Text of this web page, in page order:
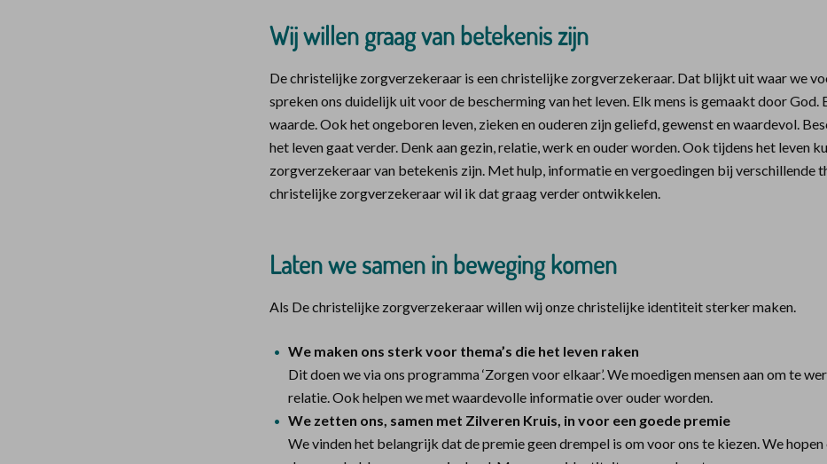
Wij willen graag van betekenis zijn
De christelijke zorgverzekeraar is een christelijke zorgverzekeraar. Dat blijkt uit waar we
spreken ons duidelijk uit voor de bescherming van het leven. Elk mens is gemaakt door God.
waarde. Ook het ongeboren leven, zieken en ouderen zijn geliefd, gewenst en waardevol.
het leven gaat verder. Denk aan gezin, relatie, werk en ouder worden. Ook tijdens het leven
zorgverzekeraar van betekenis zijn. Met hulp, informatie en vergoedingen bij verschillende
christelijke zorgverzekeraar wil ik dat graag verder ontwikkelen.
Laten we samen in beweging komen
Als De christelijke zorgverzekeraar willen wij onze christelijke identiteit sterker maken.
We maken ons sterk voor thema’s die het leven raken
Dit doen we via ons programma ‘Zorgen voor elkaar’. We moedigen mensen aan om te
relatie. Ook helpen we met waardevolle informatie over ouder worden.
We zetten ons, samen met Zilveren Kruis, in voor een goede premie
We vinden het belangrijk dat de premie geen drempel is om voor ons te kiezen. We hopen